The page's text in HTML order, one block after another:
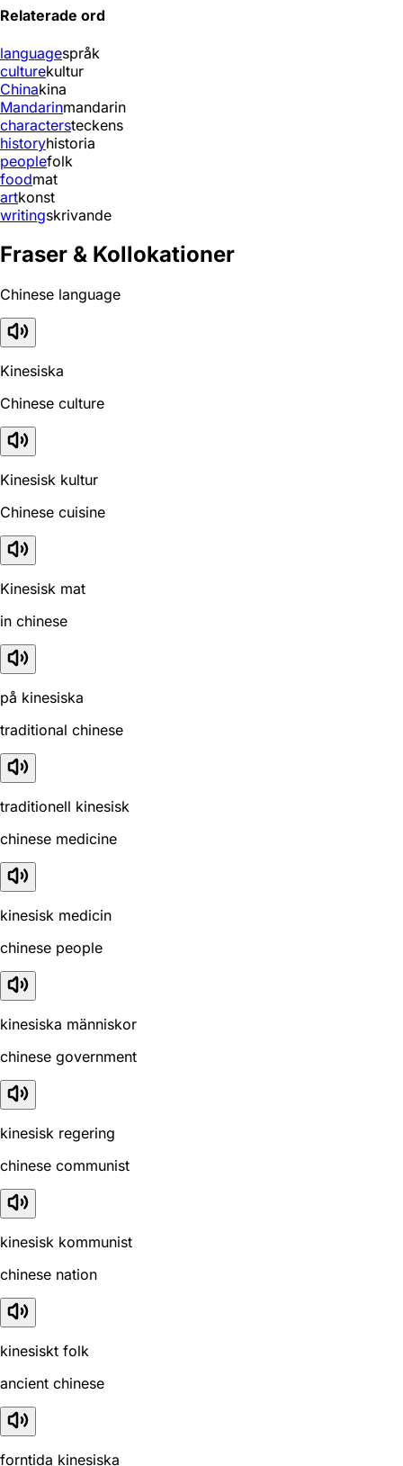
Relaterade ord
languagespråk
culturekultur
Chinakina
Mandarinmandarin
charactersteckens
historyhistoria
peoplefolk
foodmat
artkonst
writingskrivande
Fraser & Kollokationer
Chinese language
Kinesiska
Chinese culture
Kinesisk kultur
Chinese cuisine
Kinesisk mat
in chinese
på kinesiska
traditional chinese
traditionell kinesisk
chinese medicine
kinesisk medicin
chinese people
kinesiska människor
chinese government
kinesisk regering
chinese communist
kinesisk kommunist
chinese nation
kinesiskt folk
ancient chinese
forntida kinesiska